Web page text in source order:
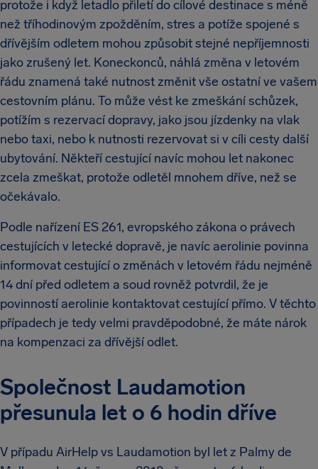
protože i když letadlo přiletí do cílové destinace s méně
než tříhodinovým zpožděním, stres a potíže spojené s
dřívějším odletem mohou způsobit stejné nepříjemnosti
jako zrušený let. Koneckonců, náhlá změna v letovém
řádu znamená také nutnost změnit vše ostatní ve vašem
cestovním plánu. To může vést ke zmeškání schůzek,
potížím s rezervací dopravy, jako jsou jízdenky na vlak
nebo taxi, nebo k nutnosti rezervovat si v cíli cesty další
ubytování. Někteří cestující navíc mohou let nakonec
zcela zmeškat, protože odletěl mnohem dříve, než se
očekávalo.
Podle nařízení ES 261, evropského zákona o právech
cestujících v letecké dopravě, je navíc aerolinie povinna
informovat cestující o změnách v letovém řádu nejméně
14 dní před odletem a soud rovněž potvrdil, že je
povinností aerolinie kontaktovat cestující přímo. V těchto
případech je tedy velmi pravděpodobné, že máte nárok
na kompenzaci za dřívější odlet.
Společnost Laudamotion
přesunula let o 6 hodin dříve
V případu AirHelp vs Laudamotion byl let z Palmy de